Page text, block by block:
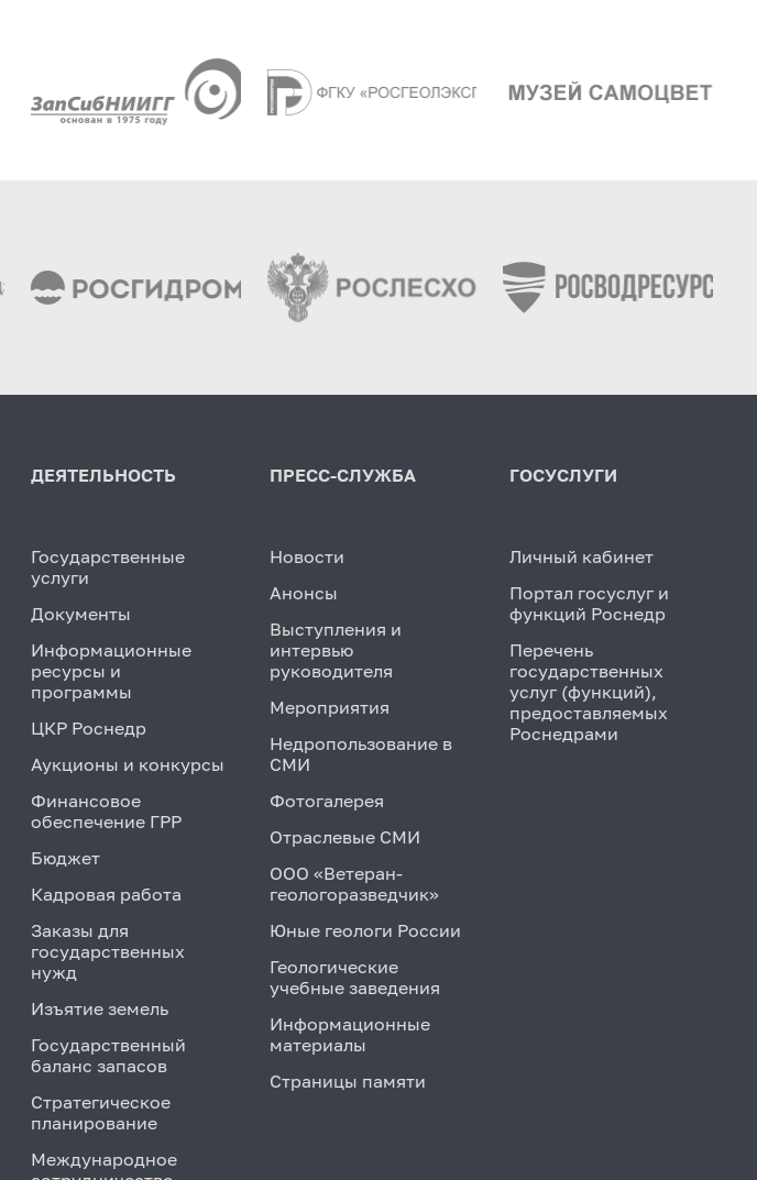
ДЕЯТЕЛЬНОСТЬ
Государственные
услуги
Документы
Информационные
ресурсы и
программы
ЦКР Роснедр
Аукционы и конкурсы
Финансовое
обеспечение ГРР
Бюджет
Кадровая работа
Заказы для
государственных
нужд
Изъятие земель
Государственный
баланс запасов
Стратегическое
планирование
Международное
ПРЕСС-СЛУЖБА
Новости
Анонсы
Выступления и
интервью
руководителя
Мероприятия
Недропользование в
СМИ
Фотогалерея
Отраслевые СМИ
ООО «Ветеран-
геологоразведчик»
Юные геологи России
Геологические
учебные заведения
Информационные
материалы
Страницы памяти
ГОСУСЛУГИ
Личный кабинет
Портал госуслуг и
функций Роснедр
Перечень
государственных
услуг (функций),
предоставляемых
Роснедрами